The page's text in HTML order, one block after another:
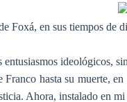
Foxá, en sus tiempos de
entusiasmos ideológicos,
Franco hasta su muerte,
Ahora, instalado en